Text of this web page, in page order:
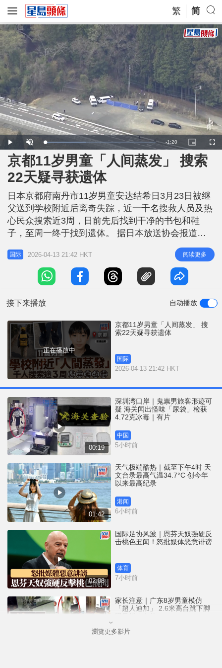
繁 简
P
l
a
y
U
n
m
u
e
L
o
a
e
d
:
3
7
3
0
%
R
i
n
i
e
-1:20
P
i
c
u
-
P
i
c
t
u
r
e
F
u
京都11岁男童「人间蒸发」 搜索
22天疑寻获遗体
日本京都府南丹市11岁男童安达结希日3月23日被继
父送到学校附近后离奇失踪，近一千名搜救人员及热
心民众搜索近3周，日前先后找到干净的书包和鞋
子，至周一终于找到遗体。 据日本放送协会报道，
遗体在13日当地下午约4时45分一处山林发现，距离
他就读的园部小学约2公里。遗体性别未明，已死去
一段时间，脚上没有鞋子。《京都新闻》引述调查人
员称，相信就是失踪男童。警方预计周二上午进行验
国际 2026-04-13 21:42 HKT 阅读更多
接下来播放 自动播放
正在播放中
京都11岁男童「人间蒸发」 搜
索22天疑寻获遗体
国际
2026-04-13 21:42 HKT
00:19
深圳湾口岸｜鬼祟男旅客形迹可
疑 海关闻出怪味「尿袋」检获
4.72克冰毒｜有片
中国
5小时前
01:42
天气极端酷热｜截至下午4时 天
文台录最高气温34.7°C 创今年
以来最高纪录
港闻
6小时前
02:08
国际足协风波｜恩芬天奴强硬反
击桃色丑闻！怒批媒体恶意诽谤
体育
7小时前
家长注意｜广东8岁男童模仿
「超人迪加」 2.6米高台跳下脚
中国
瀏覽更多影片